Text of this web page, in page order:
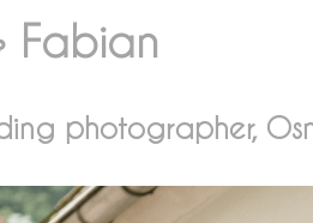
Fabian
photographer,